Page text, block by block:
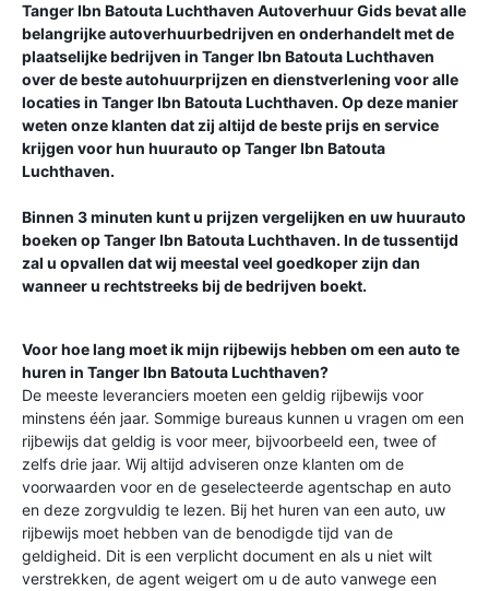
Tanger Ibn Batouta Luchthaven Autoverhuur Gidsbevat alle
belangrijke autoverhuurbedrijven en onderhandelt met de
plaatselijke bedrijven in Tanger Ibn Batouta Luchthaven
over de beste autohuurprijzen en dienstverlening voor alle
locaties in Tanger Ibn Batouta Luchthaven. Op deze manier
weten onze klanten dat zij altijd de beste prijs en service
krijgen voor hun huurauto opTanger Ibn Batouta
Luchthaven.
Binnen 3 minuten kunt u prijzen vergelijken en uw huurauto
boeken opTanger Ibn Batouta Luchthaven. In de tussentijd
zal u opvallen dat wij meestal veel goedkoper zijn dan
wanneer u rechtstreeks bij de bedrijven boekt.
Voor hoe lang moet ik mijn rijbewijs hebben om een auto te
huren in Tanger Ibn Batouta Luchthaven?
De meeste leveranciers moeten een geldig rijbewijs voor
minstens één jaar. Sommige bureaus kunnen u vragen om een
rijbewijs dat geldig is voor meer, bijvoorbeeld een, twee of
zelfs drie jaar. Wij altijd adviseren onze klanten om de
voorwaarden voor en de geselecteerde agentschap en auto
en deze zorgvuldig te lezen. Bij het huren van een auto, uw
rijbewijs moet hebben van de benodigde tijd van de
geldigheid. Dit is een verplicht document en als u niet wilt
verstrekken, de agent weigert om u de auto vanwege een